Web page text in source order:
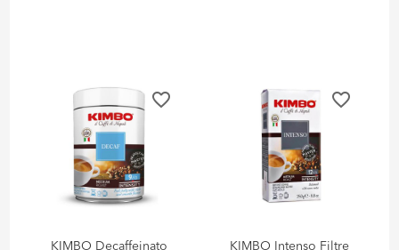
favorite_border
KIMBO Decaffeinato
favorite_border
KIMBO Intenso Filtre